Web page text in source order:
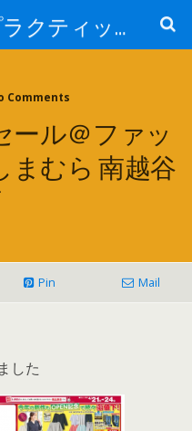
新越谷カイロプラクティック院 院長ブログPart 2
Comments
ール＠ファッ
まむら 南越谷
Pin Mail
した